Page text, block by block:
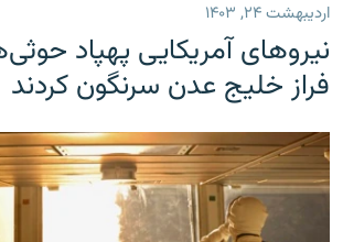
اردیبهشت ۲۴, ۱۴۰۳
نیروهای آمریکایی پهپاد
فراز خلیج عدن سرنگون کردند